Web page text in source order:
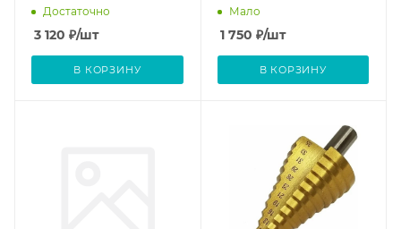
ступеней, FIT IT
Достаточно
3 120 ₽/шт
В КОРЗИНУ
Мало
1 750 ₽/шт
В КОРЗИНУ